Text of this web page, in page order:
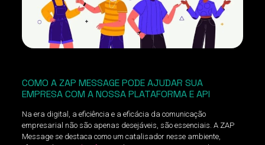
COMO A ZAP MESSAGE PODE AJUDAR SUA
EMPRESA COM A NOSSA PLATAFORMA E API
Na era digital, a eficiência e a eficácia da comunicação
empresarial não são apenas desejáveis, são essenciais. A ZAP
Message se destaca como um catalisador nesse ambiente,